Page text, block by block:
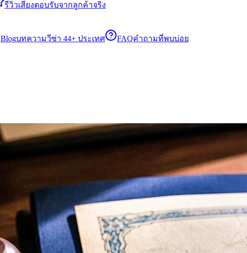
รีวิวเสียงตอบรับจากลูกค้าจริง
Blogบทความวีซ่า 44+ ประเทศ FAQคำถามที่พบบ่อย